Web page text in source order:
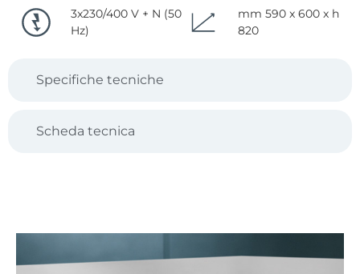
Specifiche tecniche
Scheda tecnica
3x230/400 V + N (50
Hz)
mm 590 x 600 x h
820